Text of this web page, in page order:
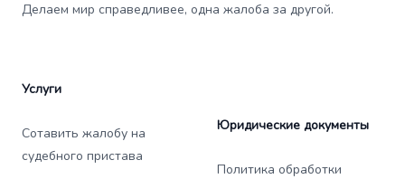
Делаем мир справедливее, одна жалоба за другой.
Услуги
Сотавить жалобу на
судебного пристава
Юридические документы
Политика обработки